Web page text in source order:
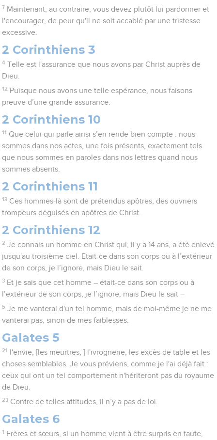
7 Maintenant, au contraire, vous devez plutôt lui pardonner et
l'encourager, de peur qu'il ne soit accablé par une tristesse
excessive.
2 Corinthiens 3
4 Telle est l'assurance que nous avons par Christ auprès de
Dieu.
12 Puisque nous avons une telle espérance, nous faisons
preuve d’une grande assurance.
2 Corinthiens 10
11 Que celui qui parle ainsi s’en rende bien compte : nous
sommes dans nos actes, une fois présents, exactement tels
que nous sommes en paroles dans nos lettres quand nous
sommes absents.
2 Corinthiens 11
13 Ces hommes-là sont de prétendus apôtres, des ouvriers
trompeurs déguisés en apôtres de Christ.
2 Corinthiens 12
2 Je connais un homme en Christ qui, il y a 14 ans, a été enlevé
jusqu'au troisième ciel. Etait-ce dans son corps ou à l’extérieur
de son corps, je l’ignore, mais Dieu le sait.
3 Et je sais que cet homme – était-ce dans son corps ou à
l’extérieur de son corps, je l’ignore, mais Dieu le sait –
5 Je me vanterai d'un tel homme, mais de moi-même je ne me
vanterai pas, sinon de mes faiblesses.
Galates 5
21
l'envie, [les meurtres, ] l'ivrognerie, les excès de table et les
choses semblables. Je vous préviens, comme je l'ai déjà fait :
ceux qui ont un tel comportement n'hériteront pas du royaume
de Dieu.
23 Contre de telles attitudes, il n’y a pas de loi.
Galates 6
1 Frères et sœurs, si un homme vient à être surpris en faute,